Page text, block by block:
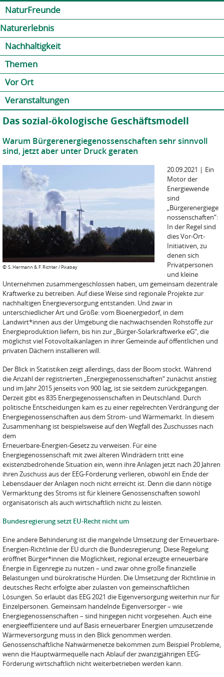
NaturFreunde
Naturerlebnis
Nachhaltigkeit
Themen
Vor Ort
Veranstaltungen
Das sozial-ökologische Geschäftsmodell
Warum Bürgerenergiegenossenschaften sehr sinnvoll
sind, jetzt aber unter Druck geraten
© S. Hermann & F. Richter / Pixabay
20.09.2021 | Ein
Motor der
Energiewende
sind
„Bürgerenergiege
nossenschaften“:
In der Regel sind
dies Vor-Ort-
Initiativen, zu
denen sich
Privatpersonen
und kleine
Unternehmen zusammengeschlossen haben, um gemeinsam dezentrale
Kraftwerke zu betreiben. Auf diese Weise sind regionale Projekte zur
nachhaltigen Energieversorgung entstanden. Und zwar in
unterschiedlicher Art und Größe: vom Bioenergiedorf, in dem
Landwirt*innen aus der Umgebung die nachwachsenden Rohstoffe zur
Energieproduktion liefern, bis hin zur „Bürger-Solarkraftwerke eG“, die
möglichst viel Fotovoltaikanlagen in ihrer Gemeinde auf öffentlichen und
privaten Dächern installieren will.
Der Blick in Statistiken zeigt allerdings, dass der Boom stockt. Während
die Anzahl der registrierten „Energiegenossenschaften“ zunächst anstieg
und im Jahr 2015 jenseits von 900 lag, ist sie seitdem zurückgegangen.
Derzeit gibt es 835 Energiegenossenschaften in Deutschland. Durch
politische Entscheidungen kam es zu einer regelrechten Verdrängung der
Energiegenossenschaften aus dem Strom- und Wärmemarkt. In diesem
Zusammenhang ist beispielsweise auf den Wegfall des Zuschusses nach
dem
Erneuerbare-Energien-Gesetz zu verweisen. Für eine
Energiegenossenschaft mit zwei älteren Windrädern tritt eine
existenzbedrohende Situation ein, wenn ihre Anlagen jetzt nach 20 Jahren
ihren Zuschuss aus der EEG-Förderung verlieren, obwohl ein Ende der
Lebensdauer der Anlagen noch nicht erreicht ist. Denn die dann nötige
Vermarktung des Stroms ist für kleinere Genossenschaften sowohl
organisatorisch als auch wirtschaftlich nicht zu leisten.
Bundesregierung setzt EU-Recht nicht um
Eine andere Behinderung ist die mangelnde Umsetzung der Erneuerbare-
Energien-Richtlinie der EU durch die Bundesregierung. Diese Regelung
eröffnet Bürger*innen die Möglichkeit, regional erzeugte erneuerbare
Energie in Eigenregie zu nutzen – und zwar ohne große finanzielle
Belastungen und bürokratische Hürden. Die Umsetzung der Richtlinie in
deutsches Recht erfolgte aber zulasten von gemeinschaftlichen
Lösungen. So erlaubt das EEG 2021 die Eigenversorgung weiterhin nur für
Einzelpersonen. Gemeinsam handelnde Eigenversorger – wie
Energiegenossenschaften – sind hingegen nicht vorgesehen. Auch eine
energieeffizientere und auf Basis erneuerbarer Energien umzusetzende
Wärmeversorgung muss in den Blick genommen werden.
Genossenschaftliche Nahwärmenetze bekommen zum Beispiel Probleme,
wenn die Hauptwärmequelle nach Ablauf der zwanzigjährigen EEG-
Förderung wirtschaftlich nicht weiterbetrieben werden kann.